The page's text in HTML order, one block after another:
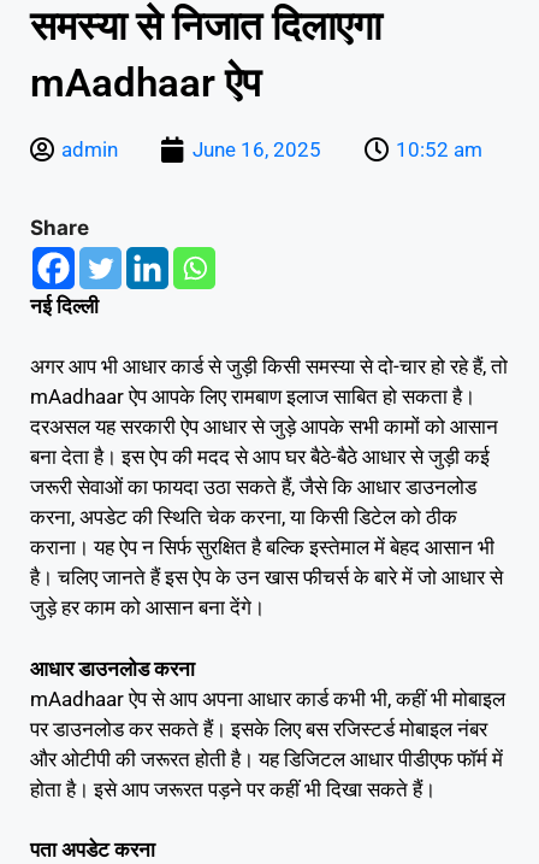
समस्या से निजात दिलाएगा
mAadhaar ऐप
admin June 16, 2025 10:52 am
Share
नई दिल्ली
अगर आप भी आधार कार्ड से जुड़ी किसी समस्या से दो-चार हो रहे हैं, तो
mAadhaar ऐप आपके लिए रामबाण इलाज साबित हो सकता है।
दरअसल यह सरकारी ऐप आधार से जुड़े आपके सभी कामों को आसान
बना देता है। इस ऐप की मदद से आप घर बैठे-बैठे आधार से जुड़ी कई
जरूरी सेवाओं का फायदा उठा सकते हैं, जैसे कि आधार डाउनलोड
करना, अपडेट की स्थिति चेक करना, या किसी डिटेल को ठीक
कराना। यह ऐप न सिर्फ सुरक्षित है बल्कि इस्तेमाल में बेहद आसान भी
है। चलिए जानते हैं इस ऐप के उन खास फीचर्स के बारे में जो आधार से
जुड़े हर काम को आसान बना देंगे।
आधार डाउनलोड करना
mAadhaar ऐप से आप अपना आधार कार्ड कभी भी, कहीं भी मोबाइल
पर डाउनलोड कर सकते हैं। इसके लिए बस रजिस्टर्ड मोबाइल नंबर
और ओटीपी की जरूरत होती है। यह डिजिटल आधार पीडीएफ फॉर्म में
होता है। इसे आप जरूरत पड़ने पर कहीं भी दिखा सकते हैं।
पता अपडेट करना